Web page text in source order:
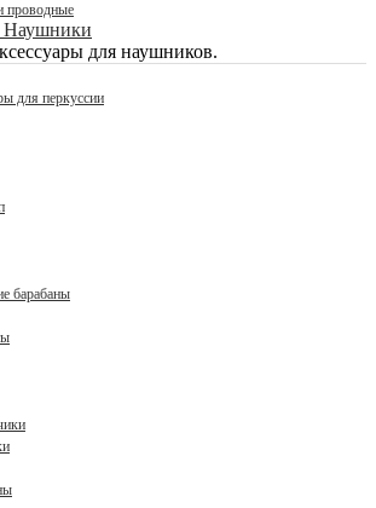
проводные
Наушники
для наушников.
для перкуссии
барабаны